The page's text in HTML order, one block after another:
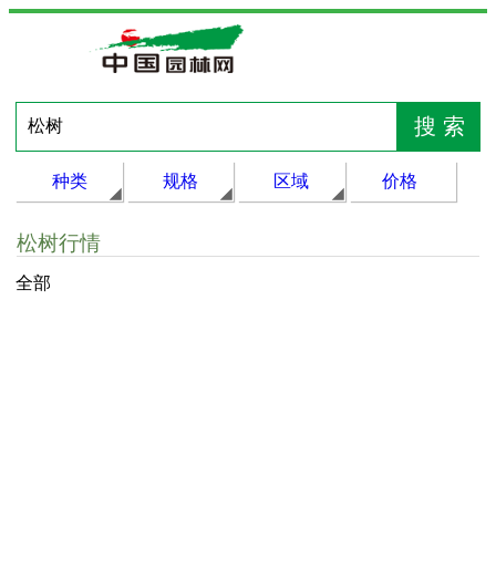
种类 规格 区域 价格
松树行情
全部